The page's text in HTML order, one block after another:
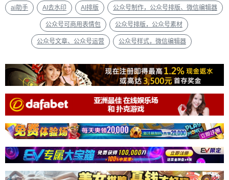
ai助手 AI去水印 AI排版 公众号制作，公众号排版、微信编辑器
公众号可商用表情包 公众号排版，公众号素材
公众号文章、公众号运营 公众号样式，微信编辑器